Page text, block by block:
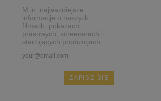
M.in. najważniejsze
informacje o naszych
filmach, pokazach
prasowych, screenerach i
startujących produkcjach.